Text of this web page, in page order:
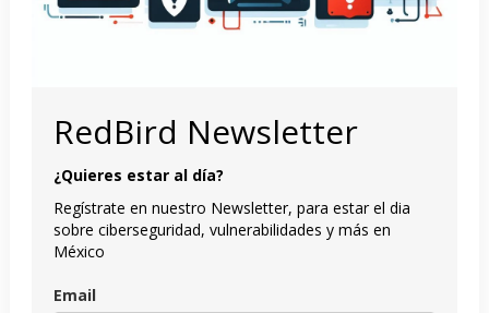
RedBird Newsletter
¿Quieres estar al día?
Regístrate en nuestro Newsletter, para estar el dia
sobre ciberseguridad, vulnerabilidades y más en
México
Email